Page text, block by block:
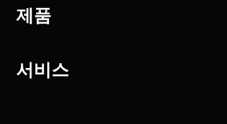
제품
서비스